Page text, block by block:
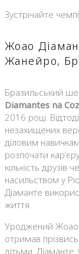
Зустрічайте
Жоао
Жанейро,
Бразильський
Diamantes na
2016 році.
незахищених
діловим
розпочати
кількість друзів
насильством у
Діаманте
життя.
Уроджений Жоао
отримав
дітьми. Діаманте